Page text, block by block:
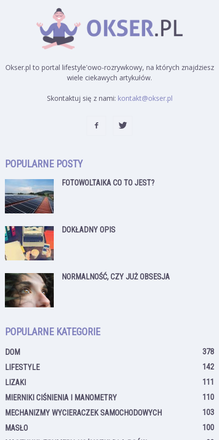
Okser.pl to portal lifestyle'owo-rozrywkowy, na których znajdziesz
wiele ciekawych artykułów.
Skontaktuj się z nami: kontakt@okser.pl
POPULARNE POSTY
FOTOWOLTAIKA CO TO JEST?
DOKŁADNY OPIS
NORMALNOŚĆ, CZY JUŻ OBSESJA
POPULARNE KATEGORIE
DOM
378
LIFESTYLE
142
LIZAKI
111
MIERNIKI CIŚNIENIA I MANOMETRY
110
MECHANIZMY WYCIERACZEK SAMOCHODOWYCH
103
MASŁO
100